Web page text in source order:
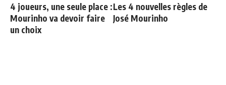
4 joueurs, une seule place :
Mourinho va devoir faire
un choix
Les 4 nouvelles règles de
José Mourinho